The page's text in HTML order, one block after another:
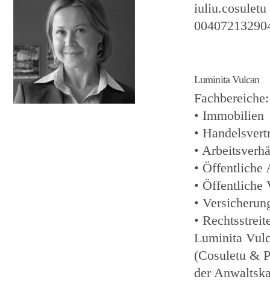
iuliu.cosuletu
Luminita Vulcan
Fachbereiche:
• Immobilien
•
•
• Öffentliche
• Öffentliche
•
•
Luminita
(Cosuletu &
der